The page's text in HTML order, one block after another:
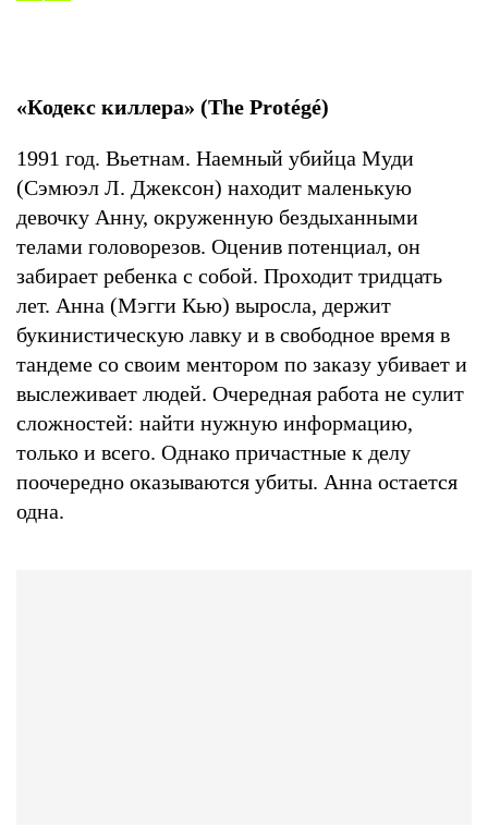
«Кодекс киллера» (The Protégé)
1991 год. Вьетнам. Наемный убийца Муди
(Сэмюэл Л. Джексон) находит маленькую
девочку Анну, окруженную бездыханными
телами головорезов. Оценив потенциал, он
забирает ребенка с собой. Проходит тридцать
лет. Анна (Мэгги Кью) выросла, держит
букинистическую лавку и в свободное время в
тандеме со своим ментором по заказу убивает и
выслеживает людей. Очередная работа не сулит
сложностей: найти нужную информацию,
только и всего. Однако причастные к делу
поочередно оказываются убиты. Анна остается
одна.